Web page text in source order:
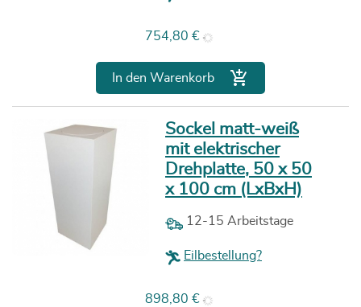
Preis
754,80 €
In den Warenkorb 
Sockel matt-weiß
mit elektrischer
Drehplatte, 50 x 50
x 100 cm (LxBxH)
12-15 Arbeitstage
Eilbestellung?
Preis
898,80 €